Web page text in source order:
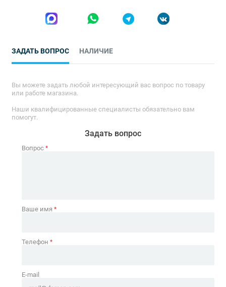
ЗАДАТЬ ВОПРОС НАЛИЧИЕ
Вы можете задать любой интересующий вас вопрос по товару
или работе магазина.
Наши квалифицированные специалисты обязательно вам
помогут.
Задать вопрос
Вопрос *
Ваше имя *
Телефон *
E-mail